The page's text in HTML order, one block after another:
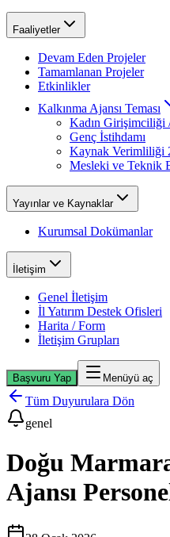
Faaliyetler
Devam Eden Projeler
Tamamlanan Projeler
Etkinlikler
Kalkınma Ajansı Teması
Kadın Girişimciliği
Genç İstihdamı
Kaynak Verimliliği
Mesleki ve Teknik
Yayınlar ve Kaynaklar
Kurumsal Dokümanlar
İletişim
Genel İletişim
İl Yatırım Destek Ofisleri
Harita / Form
İletişim Grupları
Başvuru Yap Menüyü aç
Tüm Duyurulara Dön
genel
Doğu
Ajansı